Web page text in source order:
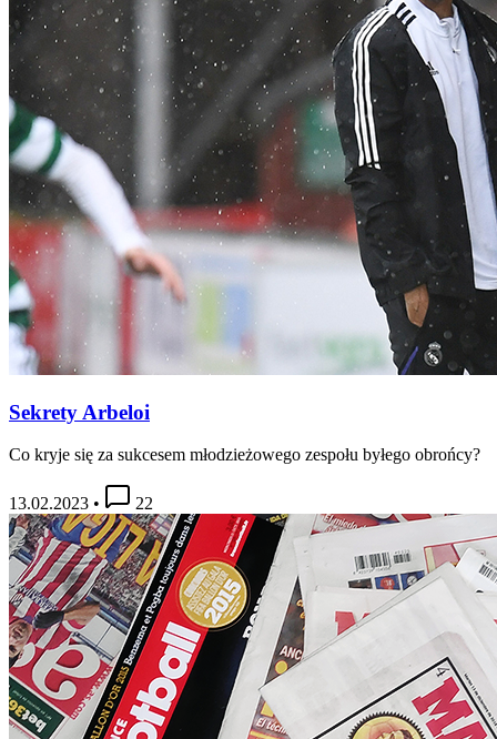
Sekrety Arbeloi
Co kryje się za sukcesem młodzieżowego zespołu byłego obrońcy?
13.02.2023 • 22